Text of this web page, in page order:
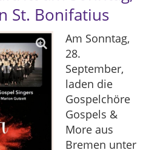
St. Bonifatius
Am Sonntag,
28.
September,
laden die
Gospelchöre
Gospels &
More aus
Bremen unter